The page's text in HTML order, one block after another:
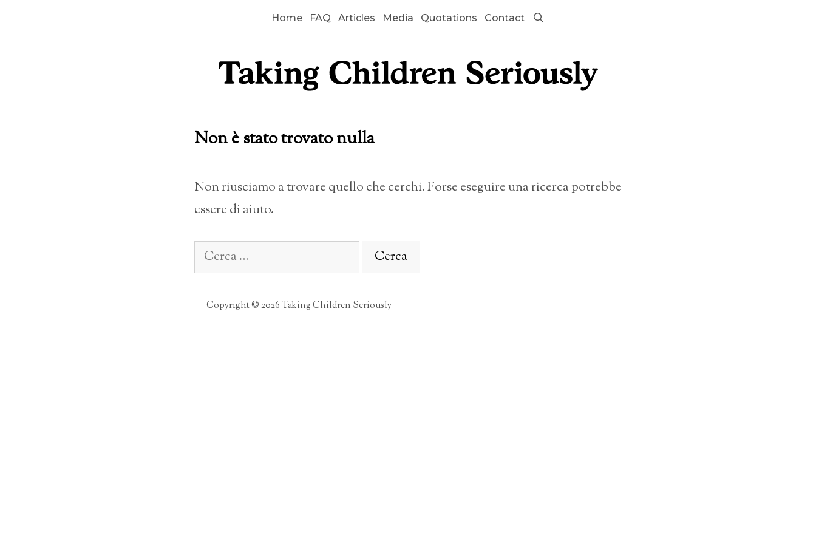
Home FAQ Articles Media Quotations Contact
Non è stato trovato nulla
Non riusciamo a trovare quello che cerchi. Forse eseguire una ricerca potrebbe
essere di aiuto.
Ricerca
per:
Copyright © 2026 Taking Children Seriously